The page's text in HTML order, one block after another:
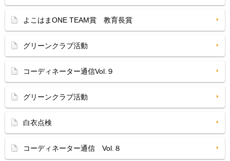
よこはまONE TEAM賞 教育長賞
グリーンクラブ活動
コーディネーター通信Vol.９
グリーンクラブ活動
白衣点検
コーディネーター通信 Vol.８